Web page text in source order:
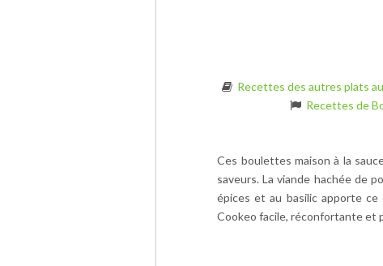
Recettes des autres plats
Recettes de
Ces boulettes maison à la
saveurs. La viande hachée de
épices et au basilic apporte
Cookeo facile, réconfortante et